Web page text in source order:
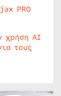
PRO
χρήση AI
τους